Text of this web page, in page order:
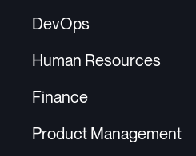
DevOps
Human Resources
Finance
Product Management